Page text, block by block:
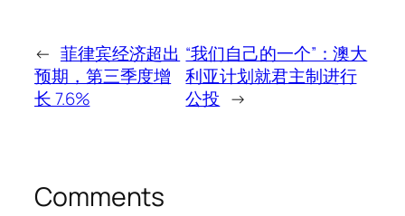
← 菲律宾经济超出
预期，第三季度增
长 7.6%
“我们自己的一个”：澳大
利亚计划就君主制进行
公投 →
Comments